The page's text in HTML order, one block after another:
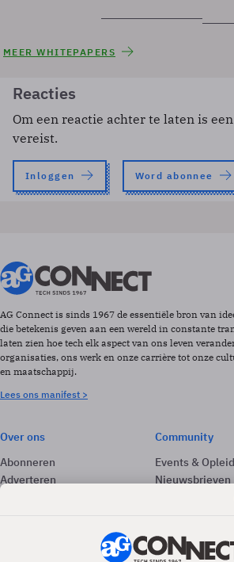
MEER WHITEPAPERS
Reacties
Om een reactie achter te laten is
vereist.
Inloggen Word abonnee
AG Connect is sinds 1967 de essentiële bron van
die betekenis geven aan een wereld in constante
laten zien hoe tech elk aspect van ons leven
organisaties, ons werk en onze carrière tot onze
en maatschappij.
Lees ons manifest >
Over ons
Abonneren
Adverteren
Community
Events &
Nieuwsbrieven